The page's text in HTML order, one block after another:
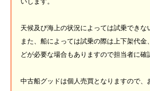
天候及び海上の状況によっては試乗できな
また、船によっては試乗の際は上下架代金
どが必要な場合もありますので担当者に確
中古船グッドは個人売買となりますので、